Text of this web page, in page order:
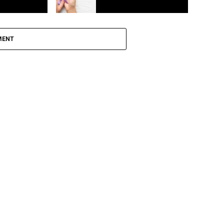
a Agosto lilás: Fortaleza realiza ações
mulher